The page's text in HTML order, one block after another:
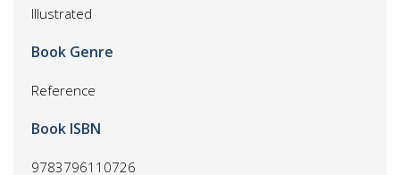
Illustrated
Book Genre
Reference
Book ISBN
9783796110726